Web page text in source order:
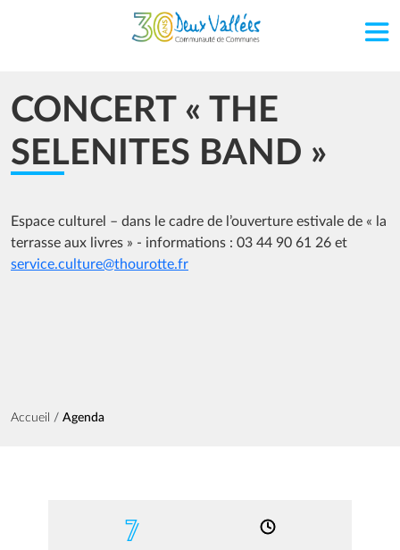
Aller au contenu principal
CONCERT « THE
SELENITES BAND »
Espace culturel – dans le cadre de l’ouverture estivale de « la
terrasse aux livres » - informations : 03 44 90 61 26 et
service.culture@thourotte.fr
Fil d'Ariane
Accueil Agenda
7